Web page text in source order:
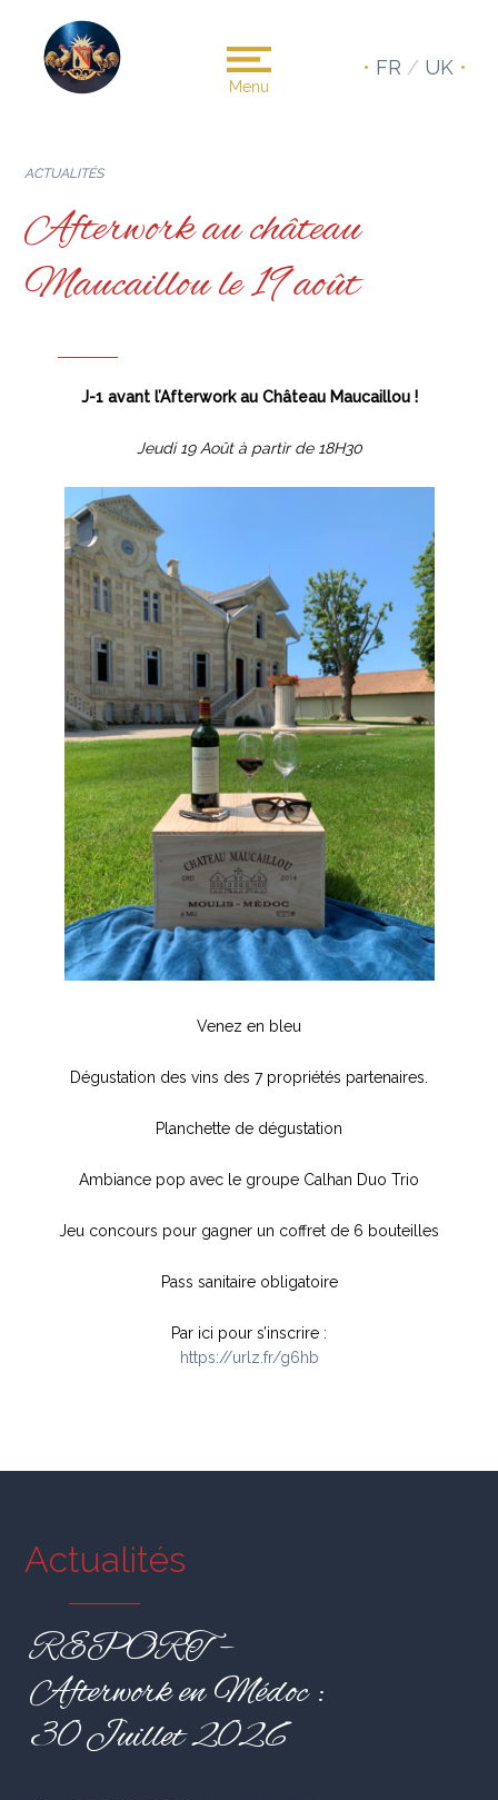
Menu
• FR / UK •
ACTUALITÉS
Afterwork au château
Maucaillou le 19 août
J-1 avant l’Afterwork au Château Maucaillou !
Jeudi 19 Août à partir de 18H30
Venez en bleu
Dégustation des vins des 7 propriétés partenaires.
Planchette de dégustation
Ambiance pop avec le groupe Calhan Duo Trio
Jeu concours pour gagner un coffret de 6 bouteilles
Pass sanitaire obligatoire
Par ici pour s’inscrire :
https://urlz.fr/g6hb
Actualités
REPORT –
Afterwork en Médoc :
30 Juillet 2026